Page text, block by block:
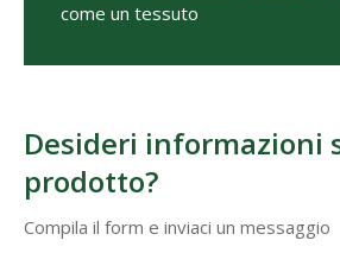
come un tessuto
Desideri informazioni
prodotto?
Compila il form e inviaci un messaggio